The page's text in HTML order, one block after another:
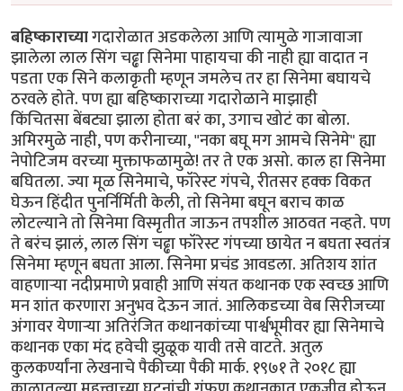
बहिष्काराच्यागदारोळात अडकलेला आणि त्यामुळे गाजावाजा
झालेला लाल सिंग चढ्ढा सिनेमा पाहायचा की नाही ह्या वादात न
पडता एक सिने कलाकृती म्हणून जमलेच तर हा सिनेमा बघायचे
ठरवले होते. पण ह्या बहिष्काराच्या गदारोळाने माझाही
किंचितसा बेंबट्या झाला होता बरं का, उगाच खोटं का बोला.
अमिरमुळे नाही, पण करीनाच्या, "नका बघू मग आमचे सिनेमे" ह्या
नेपोटिजम वरच्या मुक्ताफळामुळे! तर ते एक असो. काल हा सिनेमा
बघितला. ज्या मूळ सिनेमाचे, फॉरेस्ट गंपचे, रीतसर हक्क विकत
घेऊन हिंदीत पुनर्निर्मिती केली, तो सिनेमा बघून बराच काळ
लोटल्याने तो सिनेमा विस्मृतीत जाऊन तपशील आठवत नव्हते. पण
ते बरंच झालं, लाल सिंग चढ्ढा फॉरेस्ट गंपच्या छायेत न बघता स्वतंत्र
सिनेमा म्हणून बघता आला. सिनेमा प्रचंड आवडला. अतिशय शांत
वाहणाऱ्या नदीप्रमाणे प्रवाही आणि संयत कथानक एक स्वच्छ आणि
मन शांत करणारा अनुभव देऊन जातं. आलिकडच्या वेब सिरीजच्या
अंगावर येणाऱ्या अतिरंजित कथानकांच्या पार्श्वभूमीवर ह्या सिनेमाचे
कथानक एका मंद हवेची झुळूक यावी तसे वाटते. अतुल
कुलकर्ण्यांना लेखनाचे पैकीच्या पैकी मार्क. १९७१ ते २०१८ ह्या